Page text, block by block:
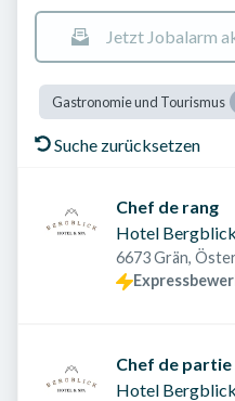
Jetzt Jobalarm
Gastronomie und Tourismus
Suche zurücksetzen
Chef de rang
Hotel
6673 Grän,
Chef de
Hotel